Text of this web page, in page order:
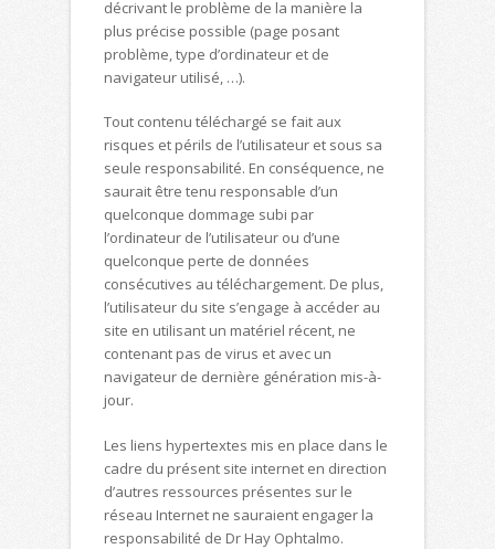
décrivant le problème de la manière la
plus précise possible (page posant
problème, type d’ordinateur et de
navigateur utilisé, …).
Tout contenu téléchargé se fait aux
risques et périls de l’utilisateur et sous sa
seule responsabilité. En conséquence, ne
saurait être tenu responsable d’un
quelconque dommage subi par
l’ordinateur de l’utilisateur ou d’une
quelconque perte de données
consécutives au téléchargement. De plus,
l’utilisateur du site s’engage à accéder au
site en utilisant un matériel récent, ne
contenant pas de virus et avec un
navigateur de dernière génération mis-à-
jour.
Les liens hypertextes mis en place dans le
cadre du présent site internet en direction
d’autres ressources présentes sur le
réseau Internet ne sauraient engager la
responsabilité de Dr Hay Ophtalmo.